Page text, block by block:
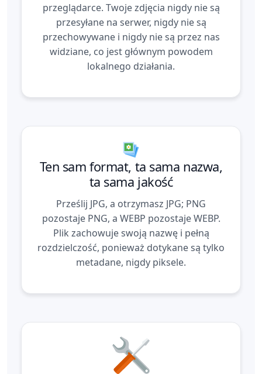
przeglądarce. Twoje zdjęcia nigdy nie są
przesyłane na serwer, nigdy nie są
przechowywane i nigdy nie są przez nas
widziane, co jest głównym powodem
lokalnego działania.
Ten sam format, ta sama nazwa,
ta sama jakość
Prześlij JPG, a otrzymasz JPG; PNG
pozostaje PNG, a WEBP pozostaje WEBP.
Plik zachowuje swoją nazwę i pełną
rozdzielczość, ponieważ dotykane są tylko
metadane, nigdy piksele.